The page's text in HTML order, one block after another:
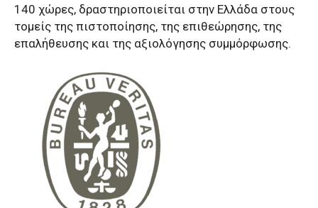
140 χώρες, δραστηριοποιείται στην Ελλάδα στους
τομείς της πιστοποίησης, της επιθεώρησης, της
επαλήθευσης και της αξιολόγησης συμμόρφωσης.